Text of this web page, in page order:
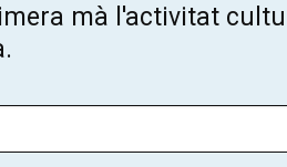
te al butlletí
Teatre!
mà l'activitat cultural dels
mà l'activitat